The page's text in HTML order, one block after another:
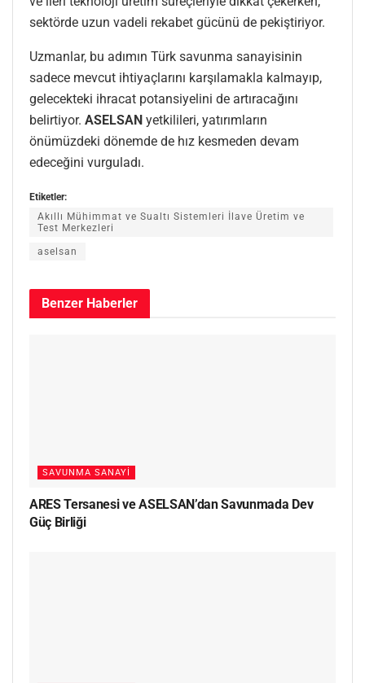
sektörde uzun vadeli rekabet gücünü de pekiştiriyor.
Uzmanlar, bu adımın Türk savunma sanayisinin
sadece mevcut ihtiyaçlarını karşılamakla kalmayıp,
gelecekteki ihracat potansiyelini de artıracağını
belirtiyor. ASELSAN yetkilileri, yatırımların
önümüzdeki dönemde de hız kesmeden devam
edeceğini vurguladı.
Etiketler:
Akıllı Mühimmat ve Sualtı Sistemleri İlave Üretim ve
Test Merkezleri
aselsan
Benzer Haberler
SAVUNMA SANAYI
ARES Tersanesi ve ASELSAN’dan Savunmada Dev
Güç Birliği